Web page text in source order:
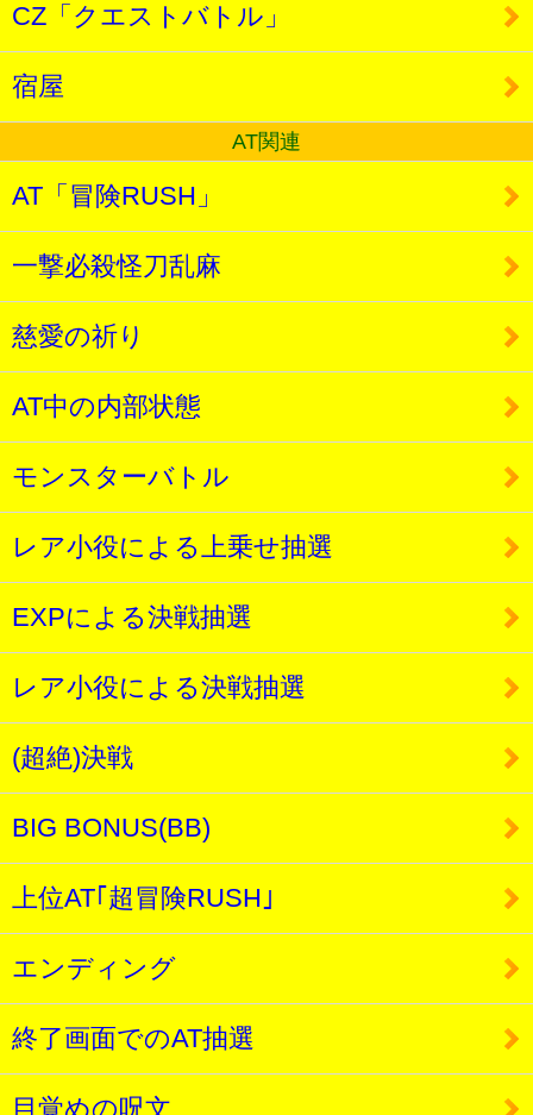
CZ「クエストバトル」
宿屋
AT関連
AT「冒険RUSH」
一撃必殺怪刀乱麻
慈愛の祈り
AT中の内部状態
モンスターバトル
レア小役による上乗せ抽選
EXPによる決戦抽選
レア小役による決戦抽選
(超絶)決戦
BIG BONUS(BB)
上位AT｢超冒険RUSH｣
エンディング
終了画面でのAT抽選
目覚めの呪文